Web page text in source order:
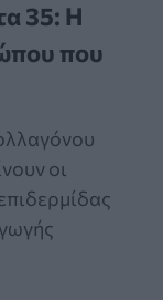
35: Η
που
οι